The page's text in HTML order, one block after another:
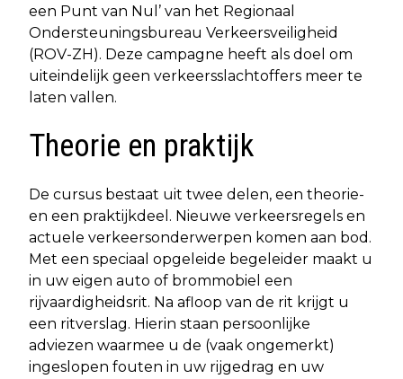
een Punt van Nul’ van het Regionaal
Ondersteuningsbureau Verkeersveiligheid
(ROV-ZH). Deze campagne heeft als doel om
uiteindelijk geen verkeersslachtoffers meer te
laten vallen.
Theorie en praktijk
De cursus bestaat uit twee delen, een theorie-
en een praktijkdeel. Nieuwe verkeersregels en
actuele verkeersonderwerpen komen aan bod.
Met een speciaal opgeleide begeleider maakt u
in uw eigen auto of brommobiel een
rijvaardigheidsrit. Na afloop van de rit krijgt u
een ritverslag. Hierin staan persoonlijke
adviezen waarmee u de (vaak ongemerkt)
ingeslopen fouten in uw rijgedrag en uw